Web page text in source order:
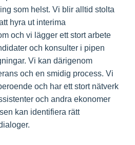
som helst. Vi blir alltid stolta
hyra ut interima
och vi lägger ett stort arbete
och konsulter i pipen
Vi kan därigenom
och en smidig process. Vi
och har ett stort nätverk
och andra ekonomer
kan identifiera rätt